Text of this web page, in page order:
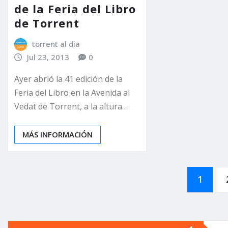
de la Feria del Libro
de Torrent
torrent al dia
Jul 23, 2013
0
Ayer abrió la 41 edición de la
Feria del Libro en la Avenida al
Vedat de Torrent, a la altura…
MÁS INFORMACIÓN
1